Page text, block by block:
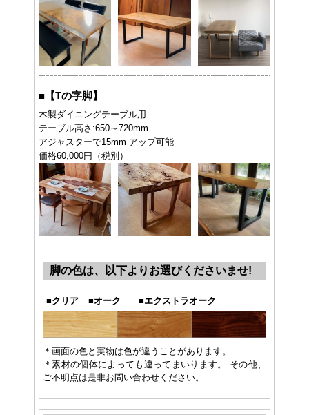
■ 【Tの字脚】
木製ダイニングテーブル用
テーブル高さ:650～720mm
アジャスターで15mm アップ可能
価格60,000円（税別）
脚の色は、以下よりお選びくださいませ!
■クリア ■オーク ■エクストラオーク
＊画面の色と実物は色が違うことがあります。
＊素材の個体によっても違ってまいります。 その他、
ご不明点は是非お問い合わせください。